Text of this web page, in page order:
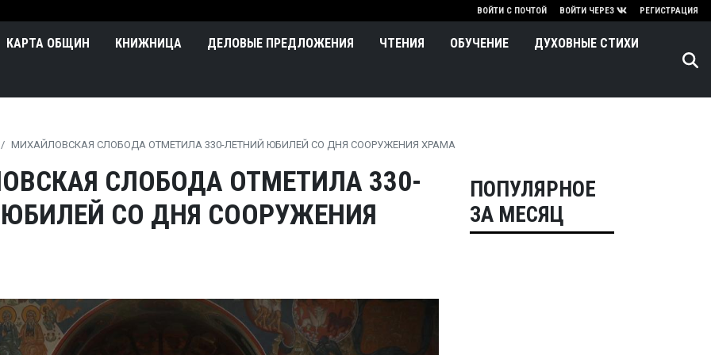
ВОЙТИ С ПОЧТОЙ ВОЙТИ ЧЕРЕЗ РЕГИСТРАЦИЯ
КАРТА ОБЩИН КНИЖНИЦА ДЕЛОВЫЕ ПРЕДЛОЖЕНИЯ ЧТЕНИЯ ОБУЧЕНИЕ ДУХОВНЫЕ СТИХИ
МИХАЙЛОВСКАЯ СЛОБОДА ОТМЕТИЛА 330-ЛЕТНИЙ ЮБИЛЕЙ СО ДНЯ СООРУЖЕНИЯ ХРАМА
СЛОБОДА ОТМЕТИЛА 330-
СО ДНЯ СООРУЖЕНИЯ
ПОПУЛЯРНОЕ
ЗА МЕСЯЦ